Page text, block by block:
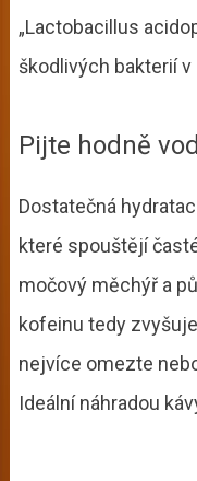
„Lactobacillus
škodlivých bakterií
Pijte hodně
Dostatečná
které spouštějí
močový měchýř a
kofeinu tedy
nejvíce omezte
Ideální náhradou